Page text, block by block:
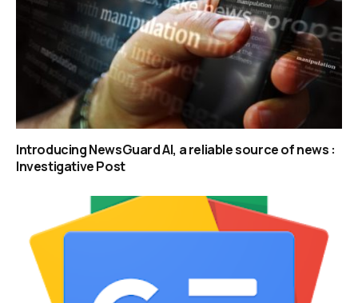
Introducing NewsGuard AI, a reliable source of news :
Investigative Post